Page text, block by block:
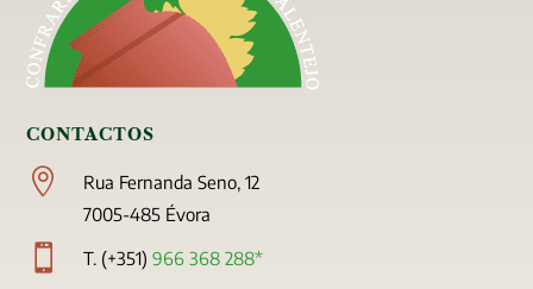
CONTACTOS

Rua Fernanda Seno, 12
7005-485 Évora
 T. (+351) 966 368 288*